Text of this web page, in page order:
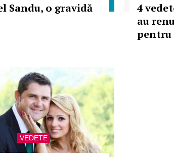
Sandu, o gravidă
4
au
pentru
VEDETE